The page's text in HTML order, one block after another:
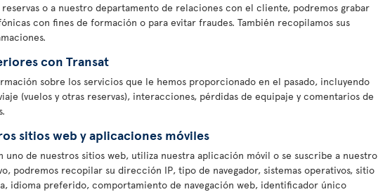
o a nuestro departamento de relaciones con el cliente, podremos grabar
con fines de formación o para evitar fraudes. También recopilamos sus
con Transat
sobre los servicios que le hemos proporcionado en el pasado, incluyendo
(vuelos y otras reservas), interacciones, pérdidas de equipaje y comentarios de
sitios web y aplicaciones móviles
uno de nuestros sitios web, utiliza nuestra aplicación móvil o se suscribe a nuestro
podremos recopilar su dirección IP, tipo de navegador, sistemas operativos, sitio
idioma preferido, comportamiento de navegación web, identificador único